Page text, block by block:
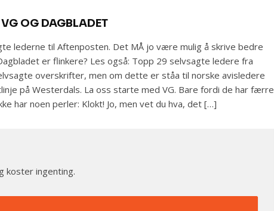
VG OG DAGBLADET
lederne til Aftenposten. Det MÅ jo være mulig å skrive bedre
er flinkere? Les også: Topp 29 selvsagte ledere fra
overskrifter, men om dette er ståa til norske avisledere
på Westerdals. La oss starte med VG. Bare fordi de har færre
har noen perler: Klokt! Jo, men vet du hva, det […]
koster ingenting.